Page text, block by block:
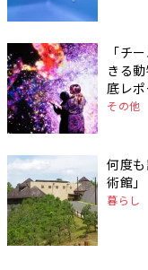
「チ
きる
底レポ
その他
何度
術館」
暮らし